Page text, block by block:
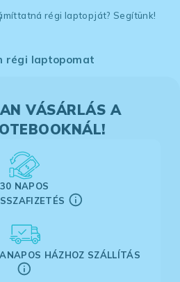
régi laptopját? Segítünk!
régi laptopomat
VÁSÁRLÁS A
30 NAPOS
HÁZHOZ SZÁLLÍTÁS